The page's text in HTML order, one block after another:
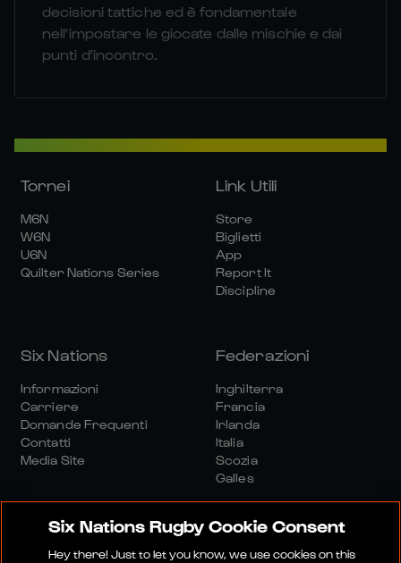
decisioni tattiche ed è fondamentale
nell'impostare le giocate dalle mischie e dai
punti d'incontro.
Tornei
M6N
W6N
U6N
Quilter Nations Series
Link Utili
Store
Biglietti
App
Report It
Discipline
Six Nations
Informazioni
Carriere
Domande Frequenti
Contatti
Media Site
Federazioni
Inghilterra
Francia
Irlanda
Italia
Scozia
Galles
Six Nations Rugby Cookie Consent
Hey there! Just to let you know, we use cookies on this